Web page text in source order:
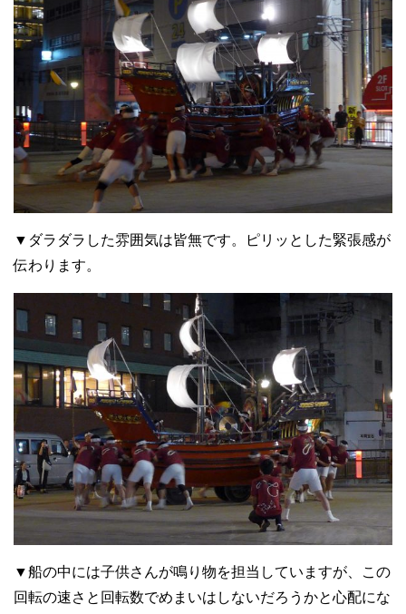
▼ダラダラした雰囲気は皆無です。ピリッとした緊張感が
伝わります。
▼船の中には子供さんが鳴り物を担当していますが、この
回転の速さと回転数でめまいはしないだろうかと心配にな